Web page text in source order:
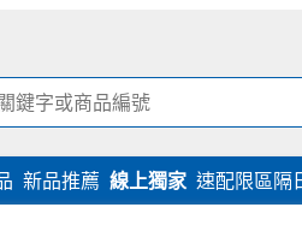
新品推薦 線上獨家 速配限區隔